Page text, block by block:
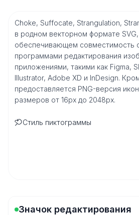
Choke, Suffocate, Strangulation,
в родном векторном формате
обеспечивающем совместимость
программами редактирования
приложениями, такими как Figma,
Illustrator, Adobe XD и InDesign.
предоставляется PNG-версия
размеров от 16px до 2048px.
Стиль пиктограммы
Значок редактирования